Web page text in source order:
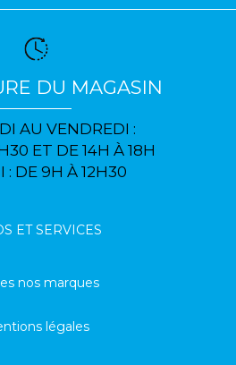
DU MAGASIN
AU VENDREDI :
ET DE 14H À 18H
: DE 9H À 12H30
ET SERVICES
nos marques
légales